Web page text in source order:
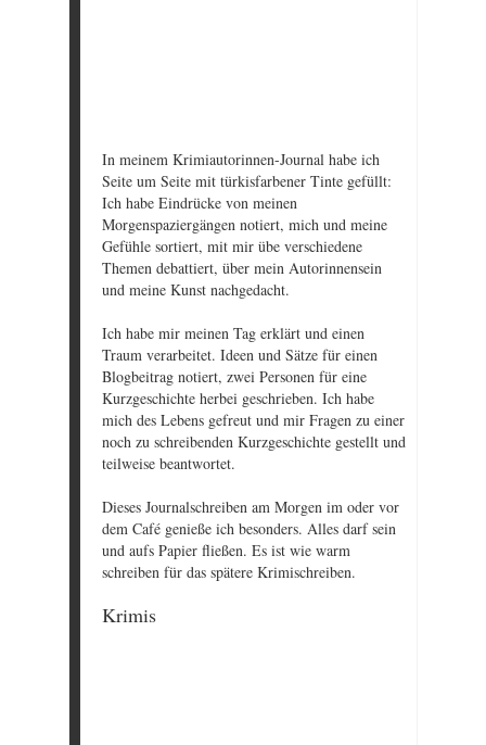
In meinem Krimiautorinnen-Journal habe ich
Seite um Seite mit türkisfarbener Tinte gefüllt:
Ich habe Eindrücke von meinen
Morgenspaziergängen notiert, mich und meine
Gefühle sortiert, mit mir übe verschiedene
Themen debattiert, über mein Autorinnensein
und meine Kunst nachgedacht.
Ich habe mir meinen Tag erklärt und einen
Traum verarbeitet. Ideen und Sätze für einen
Blogbeitrag notiert, zwei Personen für eine
Kurzgeschichte herbei geschrieben. Ich habe
mich des Lebens gefreut und mir Fragen zu einer
noch zu schreibenden Kurzgeschichte gestellt und
teilweise beantwortet.
Dieses Journalschreiben am Morgen im oder vor
dem Café genieße ich besonders. Alles darf sein
und aufs Papier fließen. Es ist wie warm
schreiben für das spätere Krimischreiben.
Krimis